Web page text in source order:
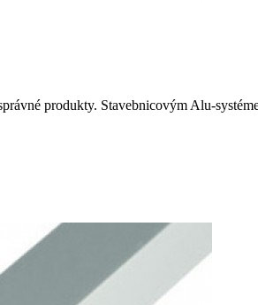
produkty. Stavebnicovým Alu-